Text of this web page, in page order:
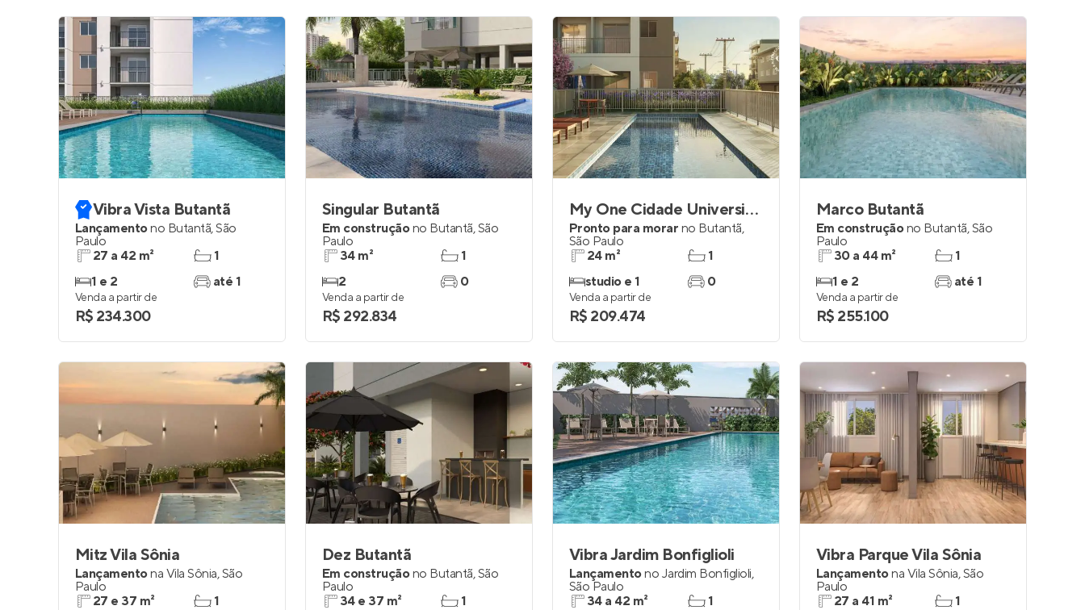
Vibra Vista Butantã
Lançamentono Butantã,São
Paulo
27 a 42 m²
1 e 2
1
até 1
Venda a partir de
R$ 234.300
Singular Butantã
Em construçãono Butantã,São
Paulo
34 m²
2
1
0
Venda a partir de
R$ 292.834
My One Cidade Universitária
Pronto para morar no Butantã,
São Paulo
24 m²
studio e 1
1
0
Venda a partir de
R$ 209.474
Marco Butantã
Em construçãono Butantã,São
Paulo
30 a 44 m²
1 e 2
1
até 1
Venda a partir de
R$ 255.100
Mitz Vila Sônia
Lançamentona Vila Sônia,São
Paulo
27 e 37 m²
1
Dez Butantã
Em construçãono Butantã,São
Paulo
34 e 37 m²
1
Vibra Jardim Bonfiglioli
Lançamentono Jardim Bonfiglioli,
São Paulo
34 a 42 m²
1
Vibra Parque Vila Sônia
Lançamentona Vila Sônia,São
Paulo
27 a 41 m²
1